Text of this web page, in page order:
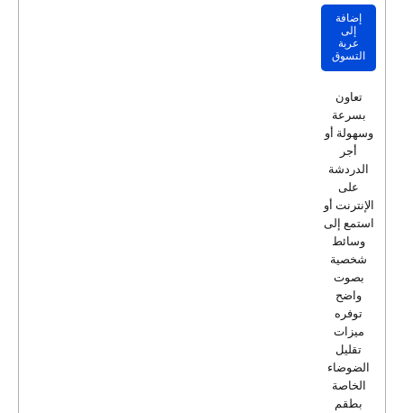
إضافة
إلى
عربة
التسوق
تعاون
بسرعة
وسهولة أو
أجر
الدردشة
على
الإنترنت أو
استمع إلى
وسائط
شخصية
بصوت
واضح
توفره
ميزات
تقليل
الضوضاء
الخاصة
بطقم